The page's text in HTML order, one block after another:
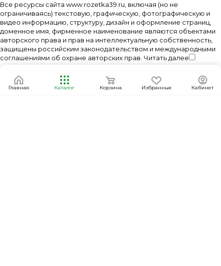
Все ресурсы сайта www.rozetka39.ru, включая (но не
ограничиваясь) текстовую, графическую, фотографическую и
видео информацию, структуру, дизайн и оформление страниц,
доменное имя, фирменное наименование являются объектами
авторского права и прав на интеллектуальную собственность,
защищены российским законодательством и международными
соглашениями об охране авторских прав. Читать далее
Главная Каталог Корзина Избранные Кабинет